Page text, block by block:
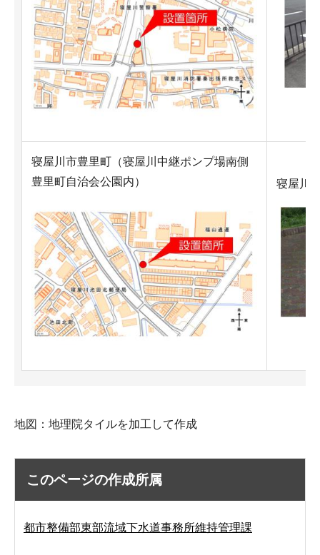
寝屋川市豊里町（寝屋川中継ポンプ場南側
豊里町自治会公園内）
寝屋川
地図：地理院タイルを加工して作成
このページの作成所属
都市整備部東部流域下水道事務所維持管理課